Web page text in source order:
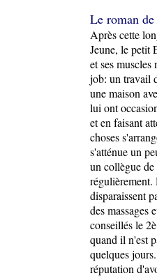
Le roman
Après cette
Jeune, le petit
et ses
job: un travail
une maison
lui ont
et en faisant
choses
s'atténue un
un collègue
régulièrement.
disparaissent
des massages
conseillés le
quand il n'est
quelques
réputation